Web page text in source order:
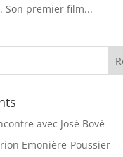
Son premier film...
avec José Bové
Emonière-Poussier